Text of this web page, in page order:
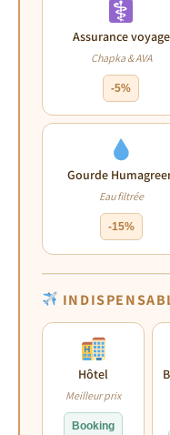
Assurance voyage
Chapka & AVA
-5%
Gourde
Eau filtrée
-15%
Hôtel
Meilleur prix
Booking